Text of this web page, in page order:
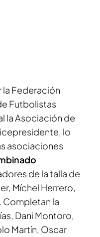
Federación
Futbolistas
la Asociación de
lo
asociaciones
de la talla de
Míchel Herrero,
Completan la
⁠Dani Montoro,⁠
Martín, Oscar